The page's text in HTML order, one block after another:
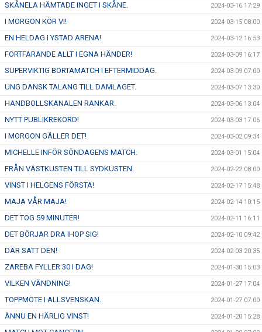
SKÅNELA HÄMTADE INGET I SKÅNE. 2024-03-16 17:29
I MORGON KÖR VI! 2024-03-15 08:00
EN HELDAG I YSTAD ARENA! 2024-03-12 16:53
FORTFARANDE ALLT I EGNA HÄNDER! 2024-03-09 16:17
SUPERVIKTIG BORTAMATCH I EFTERMIDDAG. 2024-03-09 07:00
UNG DANSK TALANG TILL DAMLAGET. 2024-03-07 13:30
HANDBOLLSKANALEN RANKAR. 2024-03-06 13:04
NYTT PUBLIKREKORD! 2024-03-03 17:06
I MORGON GÄLLER DET! 2024-03-02 09:34
MICHELLE INFÖR SÖNDAGENS MATCH. 2024-03-01 15:04
FRÅN VÄSTKUSTEN TILL SYDKUSTEN. 2024-02-22 08:00
VINST I HELGENS FÖRSTA! 2024-02-17 15:48
MAJA VÅR MAJA! 2024-02-14 10:15
DET TOG 59 MINUTER! 2024-02-11 16:11
DET BÖRJAR DRA IHOP SIG! 2024-02-10 09:42
DÄR SATT DEN! 2024-02-03 20:35
ZAREBA FYLLER 30 I DAG! 2024-01-30 15:03
VILKEN VÄNDNING! 2024-01-27 17:04
TOPPMÖTE I ALLSVENSKAN. 2024-01-27 07:00
ÄNNU EN HÄRLIG VINST! 2024-01-20 15:28